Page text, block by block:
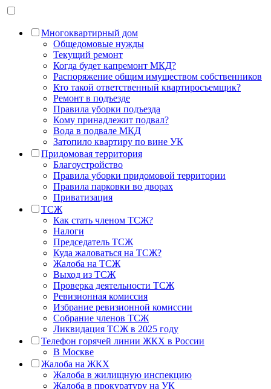
Многоквартирный дом
Общедомовые нужды
Текущий ремонт
Когда будет капремонт МКД?
Распоряжение общим имуществом собственников
Кто такой ответственный квартиросъемщик?
Ремонт в подъезде
Правила уборки подъезда
Кому принадлежит подвал?
Вода в подвале МКД
Затопило квартиру по вине УК
Придомовая территория
Благоустройство
Правила уборки придомовой территории
Правила парковки во дворах
Приватизация
ТСЖ
Как стать членом ТСЖ?
Налоги
Председатель ТСЖ
Куда жаловаться на ТСЖ?
Жалоба на ТСЖ
Выход из ТСЖ
Проверка деятельности ТСЖ
Ревизионная комиссия
Избрание ревизионной комиссии
Собрание членов ТСЖ
Ликвидация ТСЖ в 2025 году
Телефон горячей линии ЖКХ в России
В Москве
Жалоба на ЖКХ
Жалоба в жилищную инспекцию
Жалоба в прокуратуру на УК